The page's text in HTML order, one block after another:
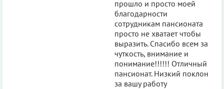
прошло и просто моей
благодарности
сотрудникам пансионата
просто не хватает чтобы
выразить. Спасибо всем за
чуткость, внимание и
понимание!!!!!! Отличный
пансионат. Низкий поклон
за вашу работу